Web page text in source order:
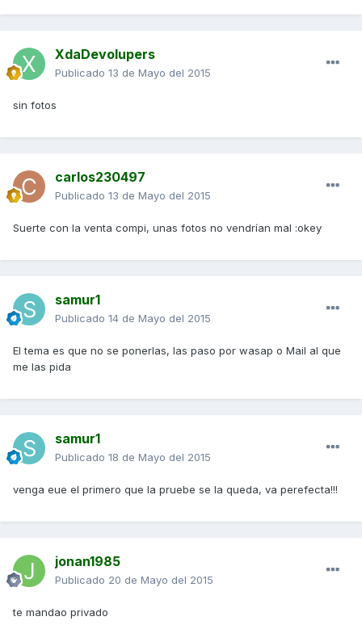
XdaDevolupers
Publicado 13 de Mayo del 2015
sin fotos
carlos230497
Publicado 13 de Mayo del 2015
Suerte con la venta compi, unas fotos no vendrían mal :okey
samur1
Publicado 14 de Mayo del 2015
El tema es que no se ponerlas, las paso por wasap o Mail al que
me las pida
samur1
Publicado 18 de Mayo del 2015
venga eue el primero que la pruebe se la queda, va perefecta!!!
jonan1985
Publicado 20 de Mayo del 2015
te mandao privado